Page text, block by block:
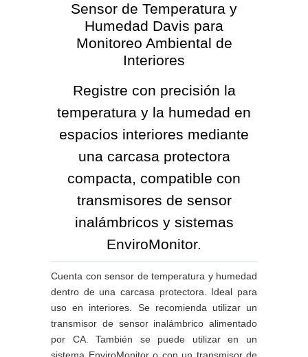
Sensor de Temperatura y
Humedad Davis para
Monitoreo Ambiental de
Interiores
Registre con precisión la
temperatura y la humedad en
espacios interiores mediante
una carcasa protectora
compacta, compatible con
transmisores de sensor
inalámbricos y sistemas
EnviroMonitor.
Cuenta con sensor de temperatura y humedad
dentro de una carcasa protectora. Ideal para
uso en interiores. Se recomienda utilizar un
transmisor de sensor inalámbrico alimentado
por CA. También se puede utilizar en un